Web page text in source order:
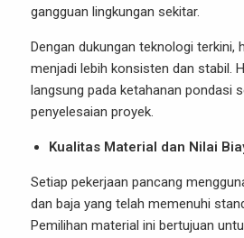
gangguan lingkungan sekitar.
Dengan dukungan teknologi terkini,
menjadi lebih konsisten dan stabil.
langsung pada ketahanan pondasi
penyelesaian proyek.
Kualitas Material dan Nilai
Setiap pekerjaan pancang
dan baja yang telah memenuhi
Pemilihan material ini bertujuan